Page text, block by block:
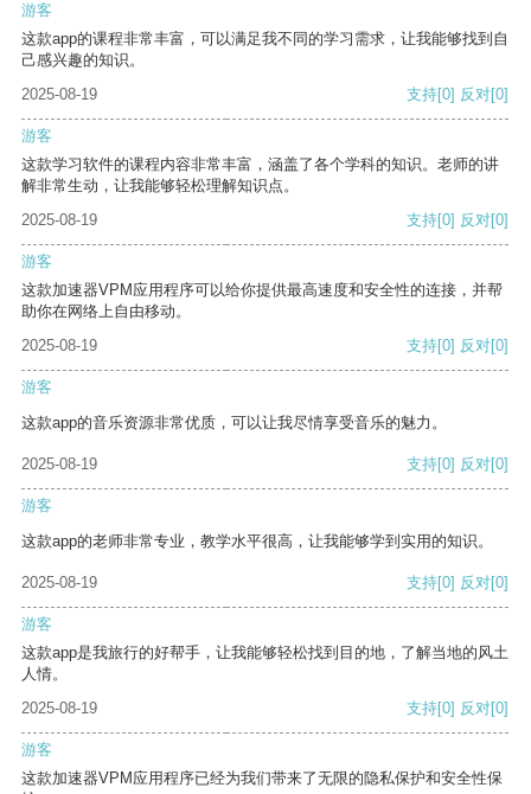
游客
这款app的课程非常丰富，可以满足我不同的学习需求，让我能够找到自
己感兴趣的知识。
2025-08-19
支持[0] 反对[0]
游客
这款学习软件的课程内容非常丰富，涵盖了各个学科的知识。老师的讲
解非常生动，让我能够轻松理解知识点。
2025-08-19
支持[0] 反对[0]
游客
这款加速器VPM应用程序可以给你提供最高速度和安全性的连接，并帮
助你在网络上自由移动。
2025-08-19
支持[0] 反对[0]
游客
这款app的音乐资源非常优质，可以让我尽情享受音乐的魅力。
2025-08-19 支持[0] 反对[0]
游客
这款app的老师非常专业，教学水平很高，让我能够学到实用的知识。
2025-08-19 支持[0] 反对[0]
游客
这款app是我旅行的好帮手，让我能够轻松找到目的地，了解当地的风土
人情。
2025-08-19
支持[0] 反对[0]
游客
这款加速器VPM应用程序已经为我们带来了无限的隐私保护和安全性保